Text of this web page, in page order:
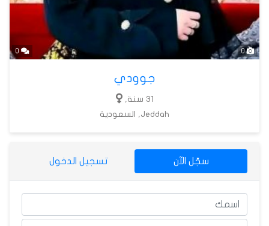
0
جوودي
31 سنة,
Jeddah, السعودية
سجّل الآن تسجيل الدخول